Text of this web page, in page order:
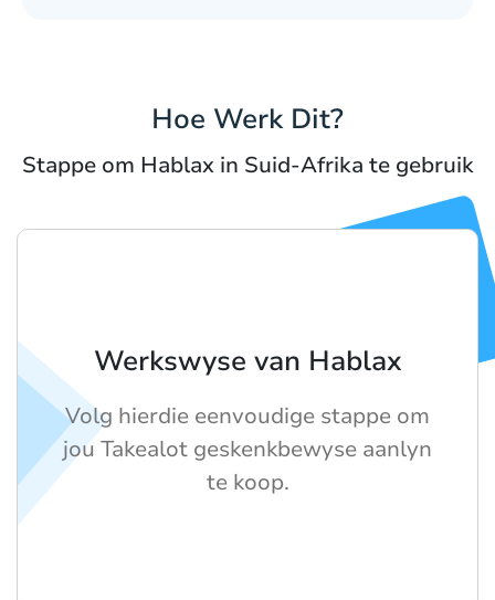
Hoe Werk Dit?
Stappe om Hablax in Suid-Afrika te gebruik
Werkswyse van Hablax
Volg hierdie eenvoudige stappe om
jou Takealot geskenkbewyse aanlyn
te koop.